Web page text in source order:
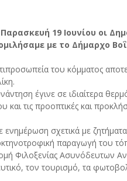
19 Ιουνίου οι
με το Δήμαρχο
του κόμματος
έγινε σε ιδιαίτερα
και τις προοπτικές και
ενημέρωση σχετικά με
παραγωγή του
Φιλοξενίας Ασυνόδευτων
τον τουρισμό, τα